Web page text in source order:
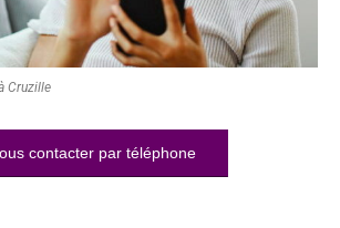
Cruzille
contacter par téléphone